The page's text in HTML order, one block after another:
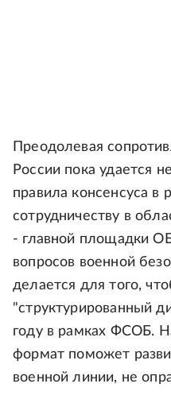
Преодолевая
России пока удается
правила консенсуса в
сотрудничеству в
- главной площадки
вопросов военной
делается для того,
"структурированный
году в рамках ФСОБ.
формат поможет
военной линии, не